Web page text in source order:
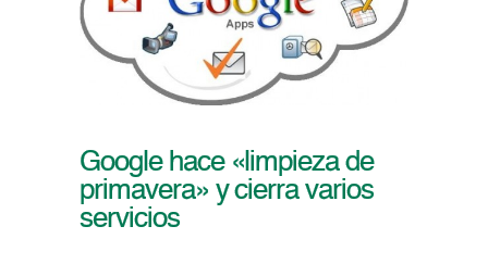
Google hace «limpieza de
primavera» y cierra varios
servicios